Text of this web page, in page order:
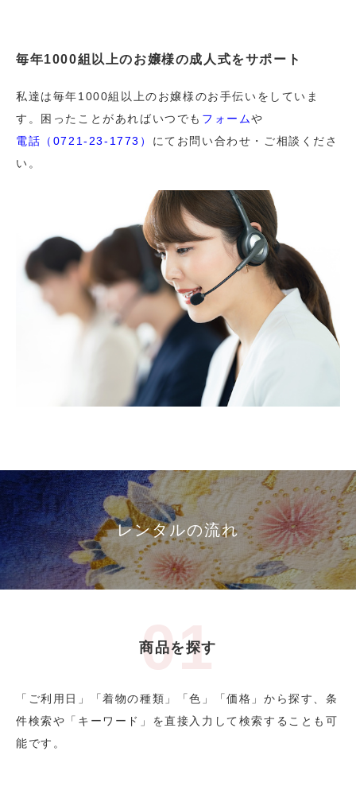
毎年1000組以上のお嬢様の成人式をサポート
私達は毎年1000組以上のお嬢様のお手伝いをしていま
す。困ったことがあればいつでも フォームや
電話（0721-23-1773） にてお問い合わせ・ご相談くださ
い。
レンタルの流れ
商品を探す
「ご利用日」「着物の種類」「色」「価格」から探す、条
件検索や「キーワード」を直接入力して検索することも可
能です。